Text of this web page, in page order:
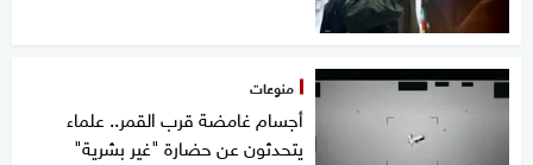
منوعات
أجسام غامضة قرب القمر.. علماء
يتحدثون عن حضارة "غير بشرية"